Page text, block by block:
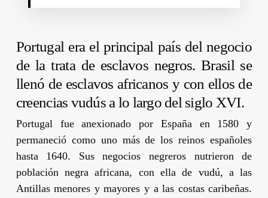
Portugal era el principal país del negocio
de la trata de esclavos negros. Brasil se
llenó de esclavos africanos y con ellos de
creencias vudús a lo largo del siglo XVI.
Portugal fue anexionado por España en 1580 y
permaneció como uno más de los reinos españoles
hasta 1640. Sus negocios negreros nutrieron de
población negra africana, con ella de vudú, a las
Antillas menores y mayores y a las costas caribeñas.